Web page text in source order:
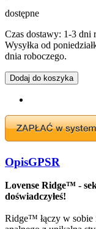
dostępne
Czas dostawy: 1-3 dni
Wysyłka od
dnia roboczego.
Dodaj do koszyka
OpisGPSR
Lovense Ridge™ -
doświadczyłeś!
Ridge™ łączy w sobie